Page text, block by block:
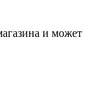
и может